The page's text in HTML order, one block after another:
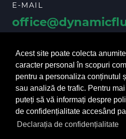
Acest site poate colecta
caracter personal în scopuri
pentru a personaliza conținutul
sau analiză de trafic. Pentru
puteți să vă informați despre
de confidențialitate accesând
Declarația de confidențialitate
E-MAIL
URMĂRIȚI-NE